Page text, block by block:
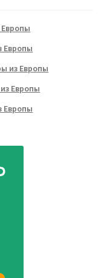
Европы
из Европы
Европы
Европы